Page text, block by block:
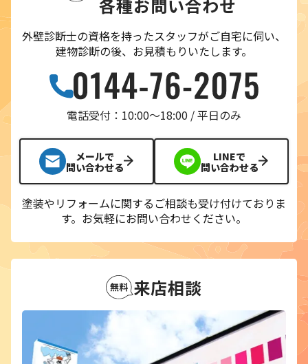
各種お問い合わせ
外壁診断士の資格を持ったスタッフがご自宅に伺い、
建物診断の後、お見積もりいたします。
電話受付：10:00〜18:00 / 平日のみ
メールで
問い合わせる
LINEで
問い合わせる
塗装やリフォームに関するご相談も受け付けておりま
す。 お気軽にお問い合わせください。
来店相談